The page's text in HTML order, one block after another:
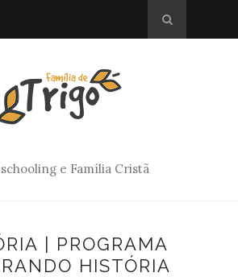
e Família Cristã
| PROGRAMA
HISTÓRIA